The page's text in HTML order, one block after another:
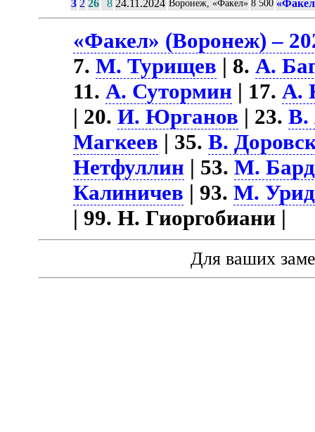
3 2 26 8 24.11.2024 Воронеж, «Факел» 8 500
«Факел» (Воронеж) –
7.М. Турищев | 8.А.
11.А. Сутормин | 17.А.
| 20.И. Юрганов | 23.В.
Магкеев | 35.В.
Нетфуллин | 53.М.
Калиничев | 93.М.
| 99. Н. Гиоргобиани |
Для ваших